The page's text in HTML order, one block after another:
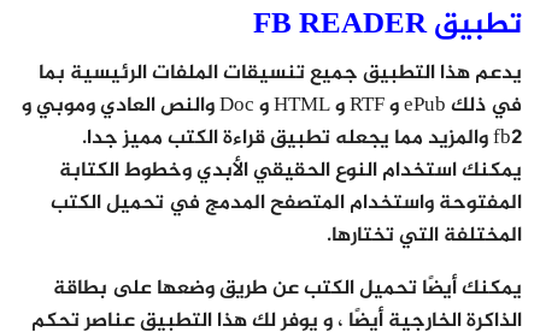
تطبيق FB READER
يدعم هذا التطبيق جميع تنسيقات الملفات الرئيسية بما
في ذلك ePub و RTF و HTML و Doc والنص العادي وموبي و
fb2 والمزيد مما يجعله تطبيق قراءة الكتب مميز جدا.
يمكنك استخدام النوع الحقيقي الأبدي وخطوط الكتابة
المفتوحة واستخدام المتصفح المدمج في تحميل الكتب
المختلفة التي تختارها.
يمكنك أيضًا تحميل الكتب عن طريق وضعها على بطاقة
الذاكرة الخارجية أيضًا ، و يوفر لك هذا التطبيق عناصر تحكم